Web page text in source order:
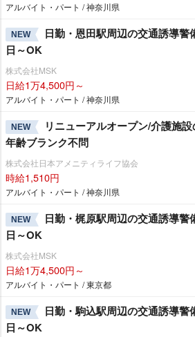
アルバイト・パート / 神奈川県
NEW
日勤・恩田駅周辺の交通誘導警
日～OK
株式会社MSK
日給1万4,500円～
アルバイト・パート / 神奈川県
NEW
リニューアルオープン/介護施
年齢ブランク不問
株式会社日本アメニティライフ協会
時給1,510円
アルバイト・パート / 神奈川県
NEW
日勤・梶原駅周辺の交通誘導警
日～OK
株式会社MSK
日給1万4,500円～
アルバイト・パート / 東京都
NEW
日勤・駒込駅周辺の交通誘導警
日～OK